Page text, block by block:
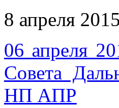
8 апреля 2015
06 апреля
Совета
НП АПР